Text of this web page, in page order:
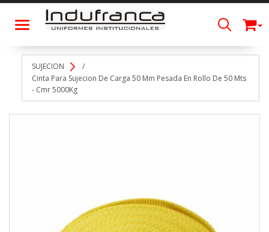
Toggle navigation
SUJECION
/
Cinta Para Sujecion De Carga 50 Mm Pesada En Rollo De 50 Mts
- Cmr 5000Kg